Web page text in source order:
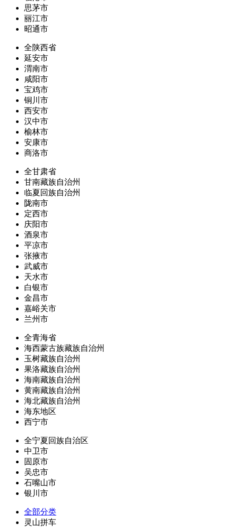
思茅市
丽江市
昭通市
全陕西省
延安市
渭南市
咸阳市
宝鸡市
铜川市
西安市
汉中市
榆林市
安康市
商洛市
全甘肃省
甘南藏族自治州
临夏回族自治州
陇南市
定西市
庆阳市
酒泉市
平凉市
张掖市
武威市
天水市
白银市
金昌市
嘉峪关市
兰州市
全青海省
海西蒙古族藏族自治州
玉树藏族自治州
果洛藏族自治州
海南藏族自治州
黄南藏族自治州
海北藏族自治州
海东地区
西宁市
全宁夏回族自治区
中卫市
固原市
吴忠市
石嘴山市
银川市
全部分类
灵山拼车